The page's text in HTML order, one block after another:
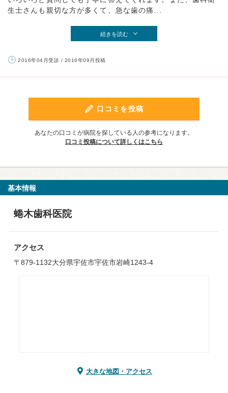
生士さんも親切な方が多くて、急な歯の痛...
続きを読む
2016年04月受診 / 2016年09月投稿
口コミを投稿
あなたの口コミが病院を探している人の参考になります。
口コミ投稿について詳しくはこちら
基本情報
蜷木歯科医院
アクセス
〒879-1132大分県宇佐市宇佐市岩崎1243-4
大きな地図・アクセス